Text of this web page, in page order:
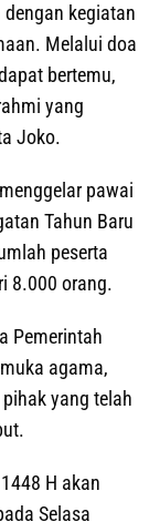
kegiatan
Melalui doa
bertemu,
yang
Joko.
pawai
Tahun Baru
peserta
8.000 orang.
Pemerintah
agama,
yang telah
H akan
Selasa